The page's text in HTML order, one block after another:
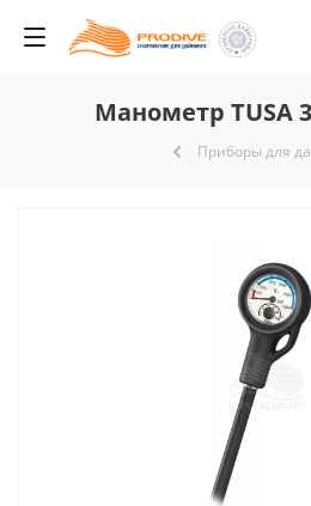
Манометр TUSA
Приборы для